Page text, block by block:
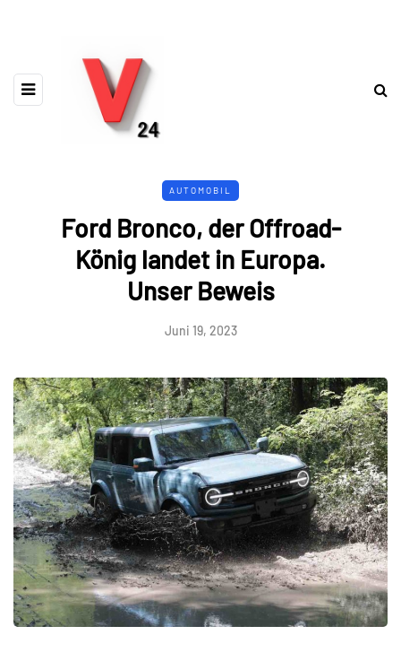
AUTOMOBIL
Ford Bronco, der Offroad-
König landet in Europa.
Unser Beweis
Juni 19, 2023